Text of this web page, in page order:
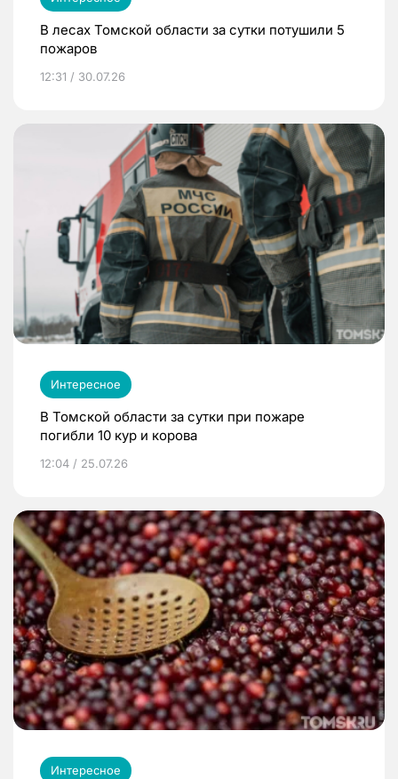
В лесах Томской области за сутки потушили 5
пожаров
12:31 / 30.07.26
Интересное
В Томской области за сутки при пожаре
погибли 10 кур и корова
12:04 / 25.07.26
Интересное